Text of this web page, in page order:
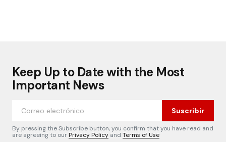
Keep Up to Date with the Most
Important News
Suscribir
By pressing the Subscribe button, you confirm that you have read and
are agreeing to ourPrivacy Policy and Terms of Use